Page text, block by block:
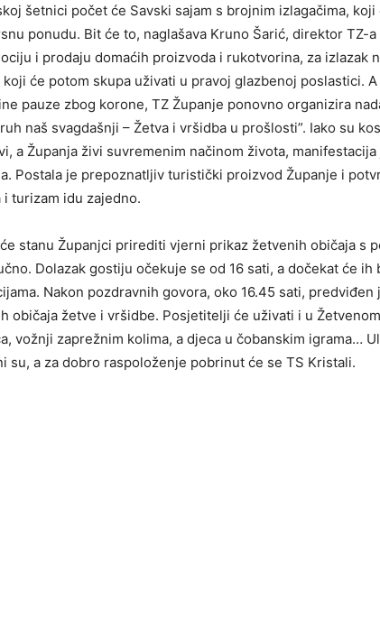
šetnici počet će Savski sajam s brojnim izlagačima,
ponudu. Bit će to, naglašava Kruno Šarić, direktor TZ-
i prodaju domaćih proizvoda i rukotvorina, za izlazak
će potom skupa uživati u pravoj glazbenoj poslastici.
pauze zbog korone, TZ Županje ponovno organizira
naš svagdašnji – Žetva i vršidba u prošlosti”. Iako su
a Županja živi suvremenim načinom života,
Postala je prepoznatljiv turistički proizvod Županje i
turizam idu zajedno.
stanu Županjci prirediti vjerni prikaz žetvenih običaja s
Dolazak gostiju očekuje se od 16 sati, a dočekat će
Nakon pozdravnih govora, oko 16.45 sati, predviđen
običaja žetve i vršidbe. Posjetitelji će uživati i u
vožnji zaprežnim kolima, a djeca u čobanskim igrama…
su, a za dobro raspoloženje pobrinut će se TS Kristali.